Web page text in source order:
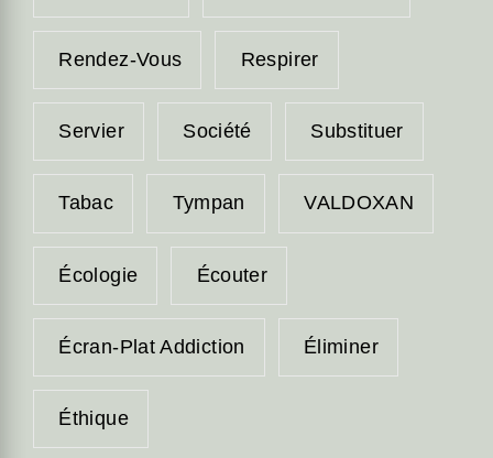
Rendez-Vous Respirer
Servier Société Substituer
Tabac Tympan VALDOXAN
Écologie Écouter
Écran-Plat Addiction Éliminer
Éthique